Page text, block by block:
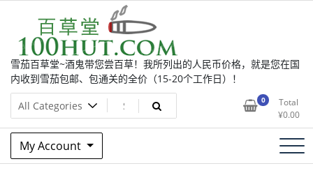
content
雪茄百草堂~酒鬼带您尝百草！我所列出的人民币价格，就是您在国
内收到雪茄包邮、包通关的全价（15-20个工作日）！
0
Total
¥0.00
My Account